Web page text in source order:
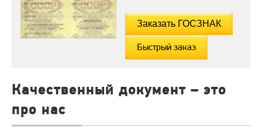
Быстрый заказ
Качественный документ – это
про нас